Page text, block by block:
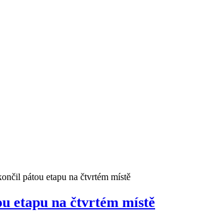
pátou etapu na čtvrtém místě
etapu na čtvrtém místě